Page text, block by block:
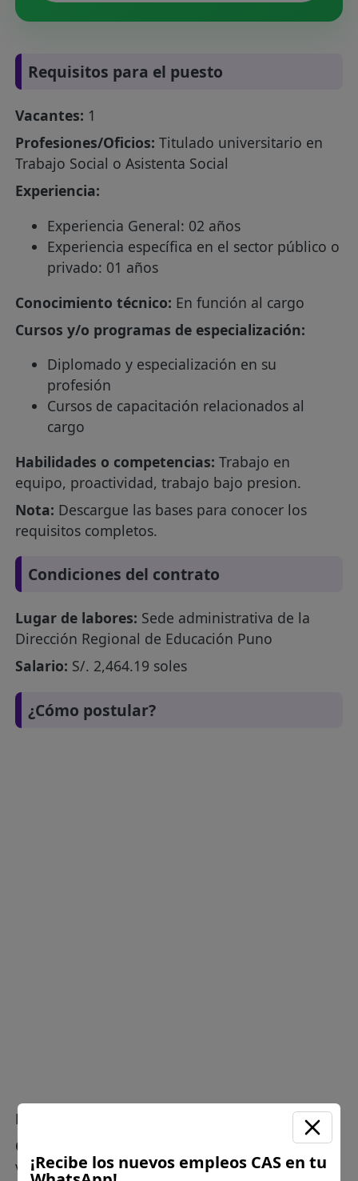
Requisitos para el puesto
Vacantes: 1
Profesiones/Oficios: Titulado universitario en
Trabajo Social o Asistenta Social
Experiencia:
Experiencia General: 02 años
Experiencia específica en el sector público o
privado: 01 años
Conocimiento técnico: En función al cargo
Cursos y/o programas de especialización:
Diplomado y especialización en su
profesión
Cursos de capacitación relacionados al
cargo
Habilidades o competencias: Trabajo en
equipo, proactividad, trabajo bajo presion.
Nota: Descargue las bases para conocer los
requisitos completos.
Condiciones del contrato
Lugar de labores: Sede administrativa de la
Dirección Regional de Educación Puno
Salario: S/. 2,464.19 soles
¿Cómo postular?
Plazo para postular:
18 de mayo de 2026
CÓMO POSTULAR:
Presentación de la hoja de
vida (HV) documentada y (PRESENCIAL)
¡Recibe los nuevos empleos CAS en tu